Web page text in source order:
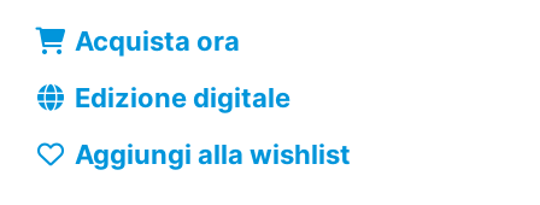
Acquista ora
Edizione digitale
Aggiungi alla wishlist